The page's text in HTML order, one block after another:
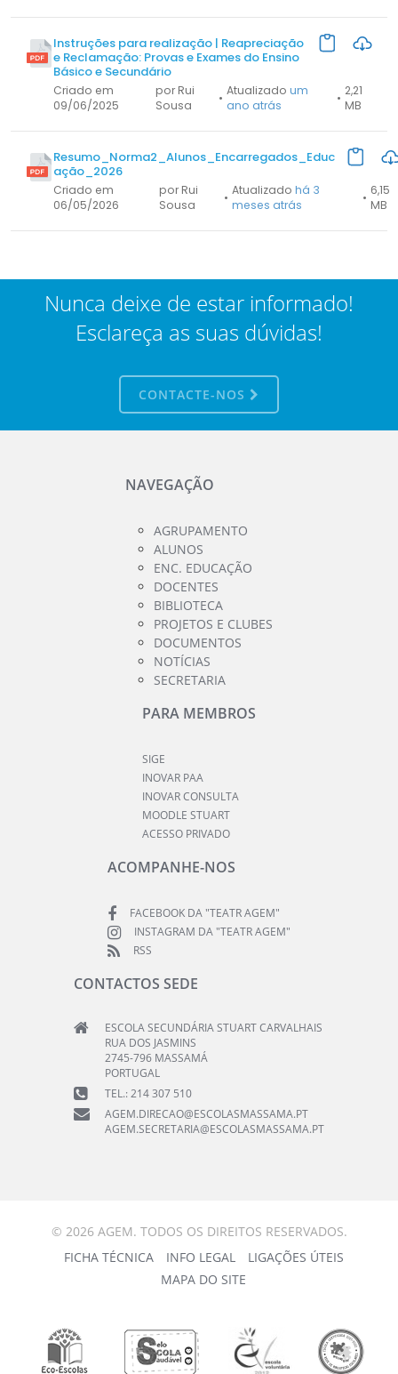
Instruções para realização | Reapreciação
e Reclamação: Provas e Exames do Ensino
Básico e Secundário
Criado em
09/06/2025
por Rui
Sousa
• Atualizado um
ano atrás
• 2,21
MB
Resumo_Norma2_Alunos_Encarregados_Educ
ação_2026
Criado em
06/05/2026
por Rui
Sousa
• Atualizadohá 3
meses atrás
• 6,15
MB
Nunca deixe de estar informado!
Esclareça as suas dúvidas!
CONTACTE-NOS
NAVEGAÇÃO
AGRUPAMENTO
ALUNOS
ENC. EDUCAÇÃO
DOCENTES
BIBLIOTECA
PROJETOS E CLUBES
DOCUMENTOS
NOTÍCIAS
SECRETARIA
PARA MEMBROS
SIGE
INOVAR PAA
INOVAR CONSULTA
MOODLE STUART
ACESSO PRIVADO
ACOMPANHE-NOS
FACEBOOK DA "TEATR AGEM"
INSTAGRAM DA "TEATR AGEM"
RSS
CONTACTOS SEDE
ESCOLA SECUNDÁRIA STUART CARVALHAIS
RUA DOS JASMINS
2745-796 MASSAMÁ
PORTUGAL
TEL.: 214 307 510
AGEM.DIRECAO@ESCOLASMASSAMA.PT
AGEM.SECRETARIA@ESCOLASMASSAMA.PT
© 2026 AGEM. TODOS OS DIREITOS RESERVADOS.
FICHA TÉCNICA
INFO LEGAL
LIGAÇÕES ÚTEIS
MAPA DO SITE